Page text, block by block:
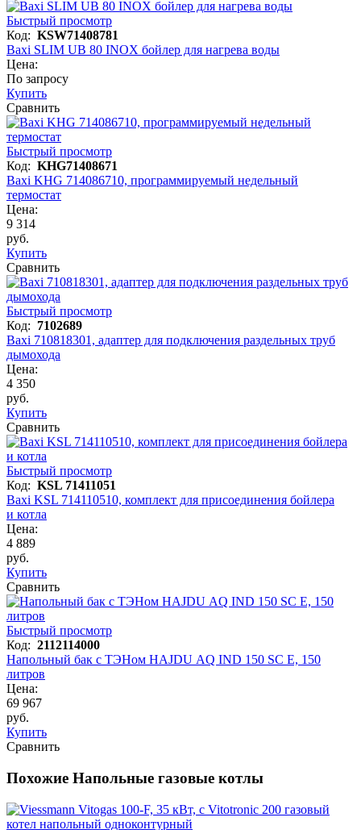
Быстрый просмотр
Код: KSW71408781
Baxi SLIM UB 80 INOX бойлер для нагрева воды
Цена:
По запросу
Купить
Сравнить
Быстрый просмотр
Код: KHG71408671
Baxi KHG 714086710, программируемый недельный
термостат
Цена:
9 314
руб.
Купить
Сравнить
Быстрый просмотр
Код: 7102689
Baxi 710818301, адаптер для подключения раздельных труб
дымохода
Цена:
4 350
руб.
Купить
Сравнить
Быстрый просмотр
Код: KSL 71411051
Baxi KSL 714110510, комплект для присоединения бойлера
и котла
Цена:
4 889
руб.
Купить
Сравнить
Быстрый просмотр
Код: 2112114000
Напольный бак с ТЭНом HAJDU AQ IND 150 SC E, 150
литров
Цена:
69 967
руб.
Купить
Сравнить
Похожие Напольные газовые котлы